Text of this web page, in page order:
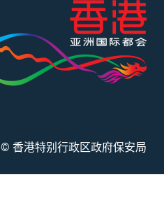
© 香港特别行政区政府保安局